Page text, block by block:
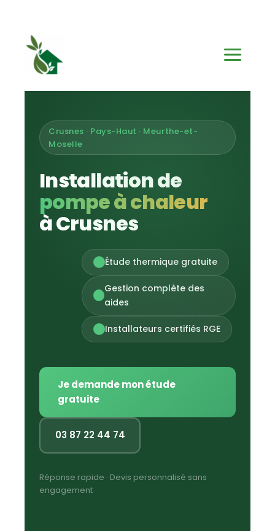
contenu
Crusnes · Pays-Haut · Meurthe-et-
Moselle
Installation de
pompe à chaleur
à Crusnes
Étude thermique gratuite
Gestion complète des
aides
Installateurs certifiés RGE
Je demande mon étude
gratuite
03 87 22 44 74
Réponse rapide · Devis personnalisé sans
engagement